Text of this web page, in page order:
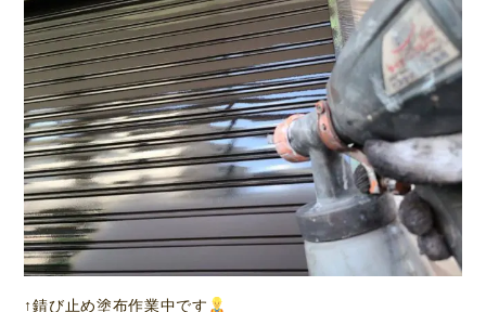
↑錆び止め塗布作業中です